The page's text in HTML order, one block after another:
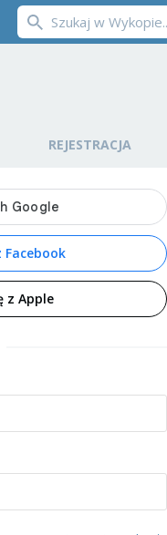
REJESTRACJA
Facebook
z Apple